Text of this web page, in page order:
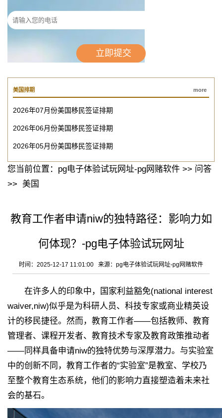
美国排期 more
2026年07月份美国移民签证排期
2026年06月份美国移民签证排期
2026年05月份美国移民签证排期
您当前位置： pg电子体验试玩网址-pg网赌软件 >> 问答
>> 美国
教育工作者申请niw的独特路径：影响力如
何体现？-pg电子体验试玩网址
时间：2025-12-17 11:01:00 来源： pg电子体验试玩网址-pg网赌软件
在许多人的印象中，国家利益豁免(national interest
waiver,niw)似乎是为科研人员、科技专家或商业精英设
计的移民捷径。然而，教育工作者——包括教师、教育
管理者、课程开发者、教育技术专家及教育政策推动者
——同样具备申请niw的独特优势与深厚潜力。与实验室
中的创新不同，教育工作者的“实验室”是教室、学校乃
至整个教育生态系统，他们的影响力直接塑造着未来社
会的基石。